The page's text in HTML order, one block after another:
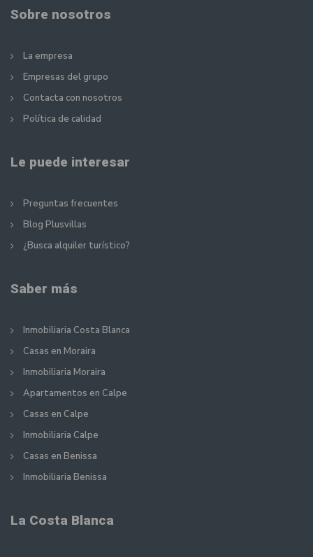
Sobre nosotros
La empresa
Empresas del grupo
Contacta con nosotros
Política de calidad
Le puede interesar
Preguntas frecuentes
Blog Plusvillas
¿Busca alquiler turístico?
Saber más
Inmobiliaria Costa Blanca
Casas en Moraira
Inmobiliaria Moraira
Apartamentos en Calpe
Casas en Calpe
Inmobiliaria Calpe
Casas en Benissa
Inmobiliaria Benissa
La Costa Blanca